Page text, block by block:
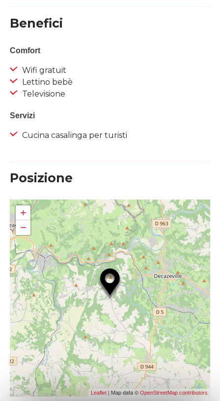
Benefici
Comfort
Wifi gratuit
Lettino bebè
Televisione
Servizi
Cucina casalinga per turisti
Posizione
+
−
Leaflet | Map data © OpenStreetMap contributors